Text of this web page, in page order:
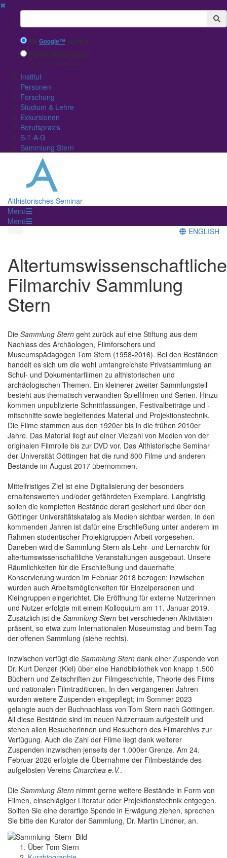
✖
Suchbegriff
MitGoogle™ suchen
Interne Suche nutzen
(eingeschränkte Ergebnisqualität)
Institut
Personen
Forschung
Studium & Lehre
Exkursionen
Berufspraxis
S·T·A·G
Sammlung Stern
Althistorisches Seminar
Menü
Menü
ENGLISH
Filmarchiv Sammlung
Stern
Die Sammlung Stern geht zurück auf eine Stiftung aus dem
Nachlass des Archäologen, Filmforschers und
Museumspädagogen Tom Stern (1958-2016). Bei den Beständen
handelt es sich um die wohl umfangreichste Privatsammlung an
Schul- und Dokumentarfilmen zu althistorischen und
archäologischen Themen. Ein kleinerer zweiter Sammlungsteil
besteht aus thematisch verwandten Spielfilmen und Serien. Hinzu
kommen unpublizierte Schnittfassungen, Festivalbeiträge und -
mitschnitte sowie begleitendes Material und Projektionstechnik.
Die Filme stammen aus den 1920er bis in die frühen 2010er
Jahre. Das Material liegt auf einer Vielzahl von Medien von der
originalen Filmrolle bis zur DVD vor. Das Althistorische Seminar
der Universität Göttingen hat die rund 800 Filme und anderen
Bestände im August 2017 übernommen.
Mittelfristiges Ziel ist eine Digitalisierung der besonders
erhaltenswerten und/oder gefährdeten Exemplare. Langfristig
sollen die kompletten Bestände derart gesichert und über den
Göttinger Universitätskatalog als Medien sichtbar werden. In den
kommenden Jahren ist dafür eine Erschließung unter anderem im
Rahmen studentischer Projektgruppen-Arbeit vorgesehen.
Daneben wird die Sammlung Stern als Lehr- und Lernarchiv für
altertumswissenschaftliche Veranstaltungen ausgebaut. Unsere
Räumlichkeiten für die Erschließung und dauerhafte
Konservierung wurden im Februar 2018 bezogen; inzwischen
wurden auch Arbeitsmöglichkeiten für Einzelpersonen und
Kleingruppen eingerichtet. Die Eröffnung für externe Nutzerinnen
und Nutzer erfolgte mit einem Kolloquium am 11. Januar 2019.
Zusätzlich ist die Sammlung Stern bei verschiedenen Aktivitäten
präsent, so etwa zum Internationalen Museumstag und beim Tag
der offenen Sammlung (siehe rechts).
Inzwischen verfügt die Sammlung Stern dank einer Zuspende von
Dr. Kurt Denzer (Kiel) über eine Handbibliothek von knapp 1.500
Büchern und Zeitschriften zur Filmgeschichte, Theorie des Films
und nationalen Filmtraditionen. In den vergangenen Jahren
wurden weitere Zuspenden eingepflegt; im Sommer 2023
gelangte auch der Buchnachlass von Tom Stern nach Göttingen.
All diese Bestände sind im neuen Nutzerraum aufgestellt und
stehen allen Besucherinnen und Besuchern des Filmarchivs zur
Verfügung. Auch die Zahl der Filme liegt dank weiterer
Zuspenden inzwischen jenseits der 1.000er Grenze. Am 24.
Februar 2026 erfolgte die Übernahme der Filmbestände des
aufgelösten Vereins Cinarchea e.V..
Die Sammlung Stern nimmt gerne weitere Bestände in Form von
Filmen, einschlägiger Literatur oder Projektionstechnik entgegen.
Sollten Sie eine derartige Spende in Erwägung ziehen, sprechen
Sie bitte den Kurator der Sammlung, Dr. Martin Lindner, an.
Über Tom Stern